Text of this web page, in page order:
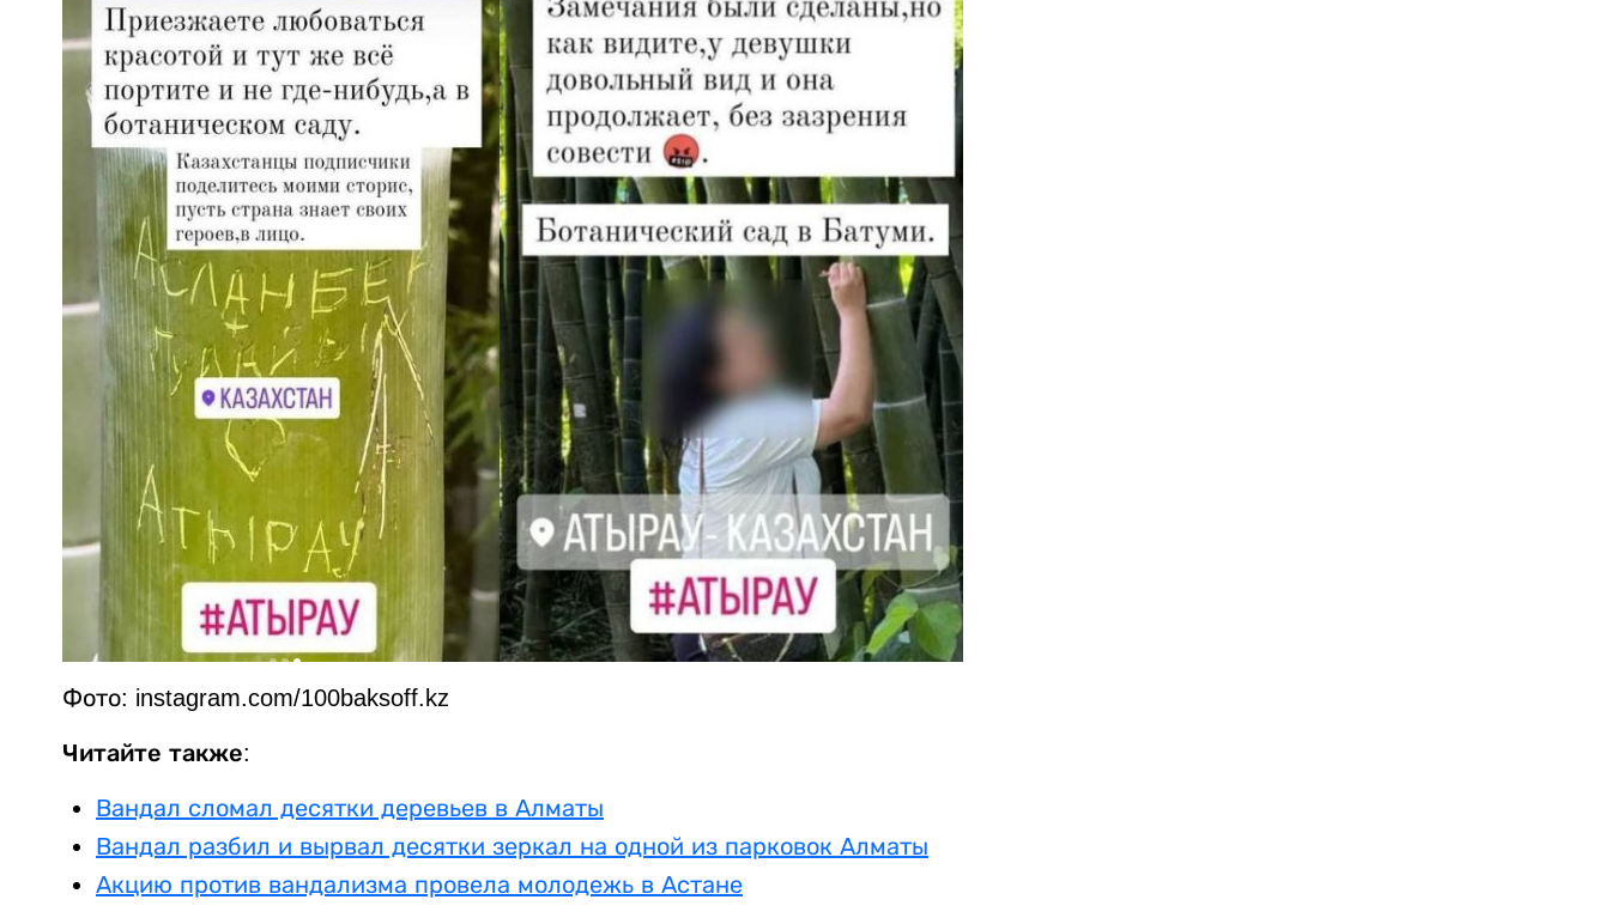
Фото: instagram.com/100baksoff.kz
Читайте также:
Вандал сломал десятки деревьев в Алматы
Вандал разбил и вырвал десятки зеркал на одной из парковок Алматы
Акцию против вандализма провела молодежь в Астане